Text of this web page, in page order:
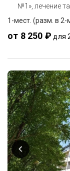
№1», лечение
1-мест. (разм. в
от 8 250 ₽ для